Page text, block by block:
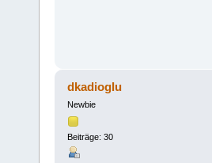
dkadioglu
Newbie
Beiträge: 30